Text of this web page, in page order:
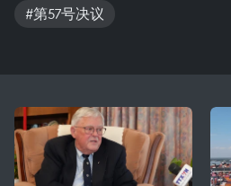
#第57号决议